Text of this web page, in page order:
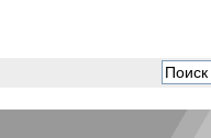
развитие в